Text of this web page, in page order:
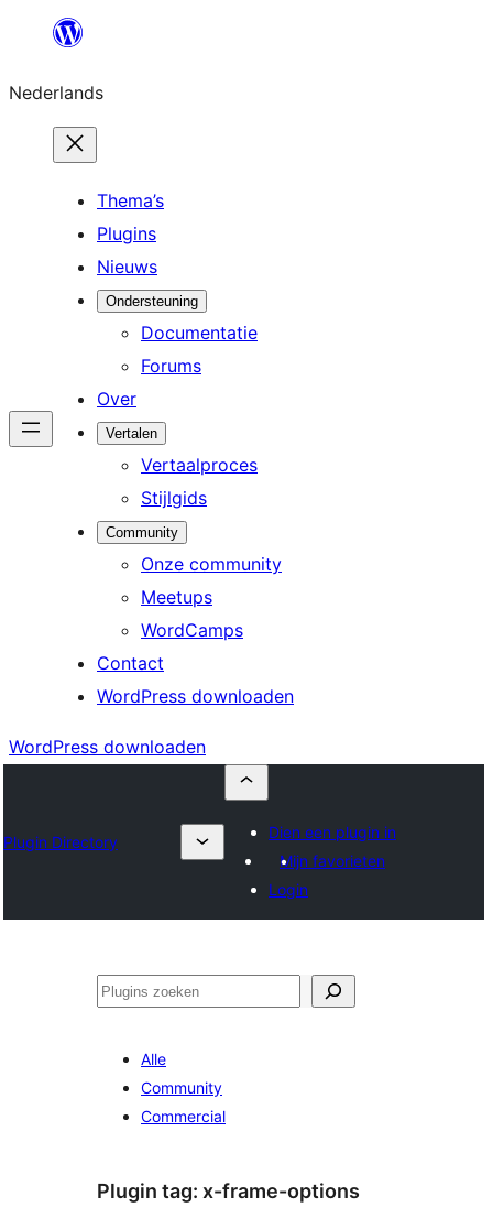
de
inhoud
Nederlands
Thema’s
Plugins
Nieuws
Ondersteuning
Documentatie
Forums
Over
Vertalen
Vertaalproces
Stijlgids
Community
Onze community
Meetups
WordCamps
Contact
WordPress downloaden
WordPress downloaden
Plugin Directory
Dien een plugin in
Mijn favorieten
Login
Zoeken
Alle
Community
Commercial
Plugin tag: x-frame-options